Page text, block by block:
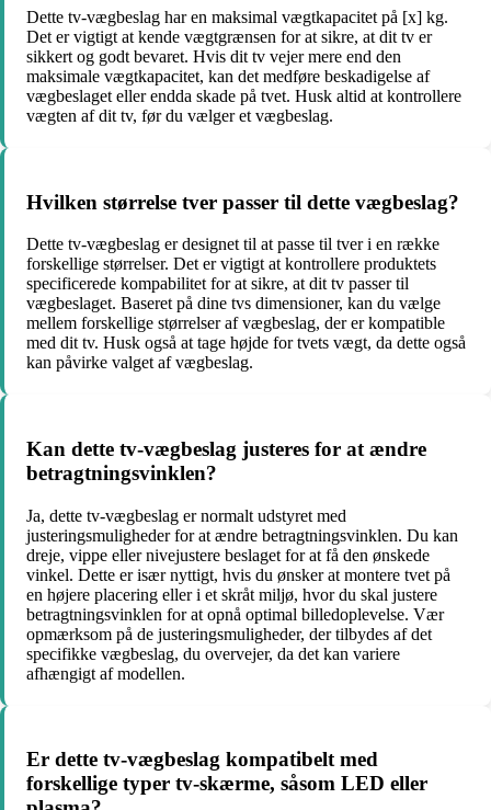
Dette tv-vægbeslag har en maksimal vægtkapacitet på [x] kg.
Det er vigtigt at kende vægtgrænsen for at sikre, at dit tv er
sikkert og godt bevaret. Hvis dit tv vejer mere end den
maksimale vægtkapacitet, kan det medføre beskadigelse af
vægbeslaget eller endda skade på tvet. Husk altid at kontrollere
vægten af dit tv, før du vælger et vægbeslag.
Hvilken størrelse tver passer til dette vægbeslag?
Dette tv-vægbeslag er designet til at passe til tver i en række
forskellige størrelser. Det er vigtigt at kontrollere produktets
specificerede kompabilitet for at sikre, at dit tv passer til
vægbeslaget. Baseret på dine tvs dimensioner, kan du vælge
mellem forskellige størrelser af vægbeslag, der er kompatible
med dit tv. Husk også at tage højde for tvets vægt, da dette også
kan påvirke valget af vægbeslag.
Kan dette tv-vægbeslag justeres for at ændre
betragtningsvinklen?
Ja, dette tv-vægbeslag er normalt udstyret med
justeringsmuligheder for at ændre betragtningsvinklen. Du kan
dreje, vippe eller nivejustere beslaget for at få den ønskede
vinkel. Dette er især nyttigt, hvis du ønsker at montere tvet på
en højere placering eller i et skråt miljø, hvor du skal justere
betragtningsvinklen for at opnå optimal billedoplevelse. Vær
opmærksom på de justeringsmuligheder, der tilbydes af det
specifikke vægbeslag, du overvejer, da det kan variere
afhængigt af modellen.
Er dette tv-vægbeslag kompatibelt med
forskellige typer tv-skærme, såsom LED eller